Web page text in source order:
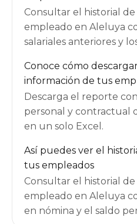
Consultar el historial de
empleado en Aleluya
salariales anteriores y
Conoce cómo
información de tus
Descarga el reporte
personal y contractual
en un solo Excel.
Así puedes ver el
tus empleados
Consultar el historial
empleado en Aleluya
en nómina y el saldo